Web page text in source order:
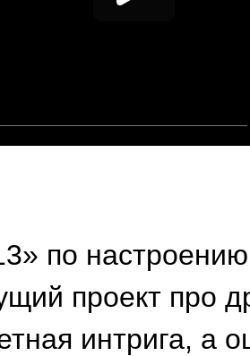
по настроению
проект про
интрига, а